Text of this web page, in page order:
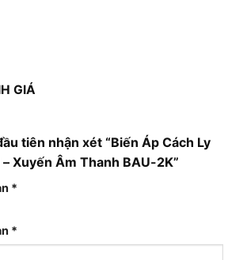
GIÁ
tiên nhận xét “Biến Áp Cách Ly
– Xuyến Âm Thanh BAU-2K”
*
*